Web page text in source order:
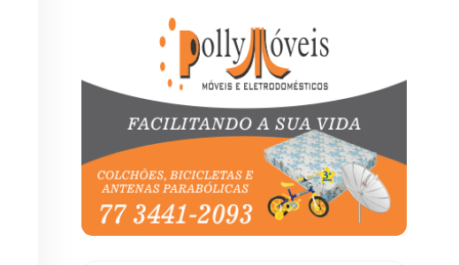
Bom Jesus da Lapa
Boquira (152)
Botuporã (72)
Brasil (7679)
Brumado (31955)